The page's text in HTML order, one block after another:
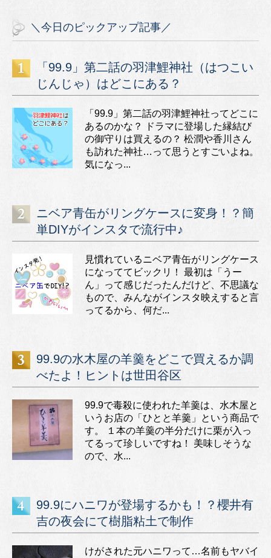
＼今日のピックアップ記事／
「99.9」第二話の羽津鯉神社（はつこい
じんじゃ）はどこにある？
「99.9」第二話の羽津鯉神社ってどこに
あるのかな？ ドラマに登場した縁結び
の御守りは買えるの？ 松潤や香川さん
も訪れた神社…って思うとすごいよね。
気になっ...
ニベア青缶がリングケースに変身！？簡
単DIYがインスタで流行中♪
見慣れているニベア青缶がリングケース
になっててビックリ！ 最初は「うー
ん」って感じだったんだけど、不思議な
もので、みんながインスタ映えすると言
ってるから、何だ...
99.9の水木屋の羊羹をどこで買えるか調
べたよ！ヒントは世田谷区
99.9で毒殺に使われた羊羹は、水木屋と
いうお店の「ひとと羊羹」という商品で
す。 １本の羊羹の半分だけに栗が入っ
てるって珍しいですね！ 美味しそうな
ので、水...
99.9にハニワが登場するかも！？櫻井有
吉の夜会にて樹脂粘土で制作
けがされた元ハニワって…名前もヤバイ